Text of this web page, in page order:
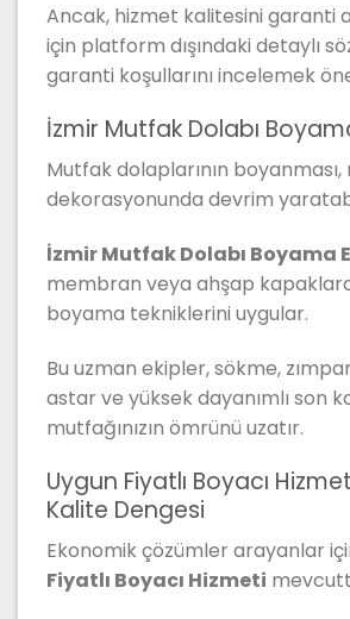
Ancak, hizmet kalitesini garanti
için platform dışındaki detaylı
garanti koşullarını incelemek
İzmir Mutfak Dolabı
Mutfak dolaplarının
dekorasyonunda devrim
İzmir Mutfak Dolabı Boyama
membran veya ahşap
boyama tekniklerini uygular.
Bu uzman ekipler, sökme,
astar ve yüksek dayanımlı son
mutfağınızın ömrünü uzatır.
Uygun Fiyatlı Boyacı
Kalite Dengesi
Ekonomik çözümler arayanlar
Fiyatlı Boyacı Hizmeti